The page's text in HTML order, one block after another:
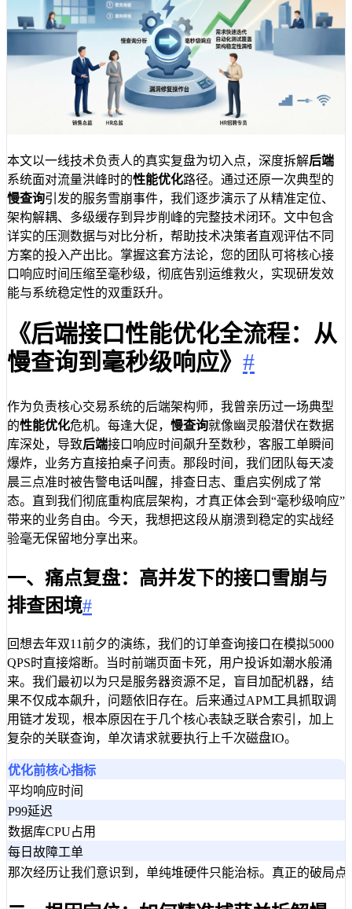
本文以一线技术负责人的真实复盘为切入点，深度拆解后端
系统面对流量洪峰时的性能优化路径。通过还原一次典型的
慢查询引发的服务雪崩事件，我们逐步演示了从精准定位、
架构解耦、多级缓存到异步削峰的完整技术闭环。文中包含
详实的压测数据与对比分析，帮助技术决策者直观评估不同
方案的投入产出比。掌握这套方法论，您的团队可将核心接
口响应时间压缩至毫秒级，彻底告别运维救火，实现研发效
能与系统稳定性的双重跃升。
《后端接口性能优化全流程：从
慢查询到毫秒级响应》 #
作为负责核心交易系统的后端架构师，我曾亲历过一场典型
的性能优化危机。每逢大促， 慢查询就像幽灵般潜伏在数据
库深处，导致后端接口响应时间飙升至数秒，客服工单瞬间
爆炸，业务方直接拍桌子问责。那段时间，我们团队每天凌
晨三点准时被告警电话叫醒，排查日志、重启实例成了常
态。直到我们彻底重构底层架构，才真正体会到“毫秒级响应”
带来的业务自由。今天，我想把这段从崩溃到稳定的实战经
验毫无保留地分享出来。
一、痛点复盘：高并发下的接口雪崩与
排查困境#
回想去年双11前夕的演练，我们的订单查询接口在模拟5000
QPS时直接熔断。当时前端页面卡死，用户投诉如潮水般涌
来。我们最初以为只是服务器资源不足，盲目加配机器，结
果不仅成本飙升，问题依旧存在。后来通过APM工具抓取调
用链才发现，根本原因在于几个核心表缺乏联合索引，加上
复杂的关联查询，单次请求就要执行上千次磁盘IO。
优化前核心指标
平均响应时间
P99延迟
数据库CPU占用
每日故障工单
那次经历让我们意识到，单纯堆硬件只能治标。真正的破局